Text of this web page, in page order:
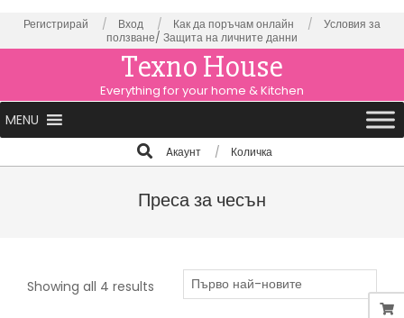
to
Регистрирай Вход Как да поръчам онлайн
Условия за
ползване/ Защита на личните данни
Texno House
Everything for your home & Kitchen
Primary
Navigation
MENU
Search
Aкаунт Количка
Преса за чесън
Showing all 4 results Sorted